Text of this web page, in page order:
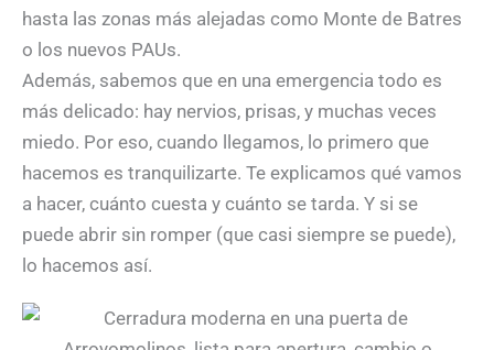
hasta las zonas más alejadas como Monte de Batres
o los nuevos PAUs.
Además, sabemos que en una emergencia todo es
más delicado: hay nervios, prisas, y muchas veces
miedo. Por eso, cuando llegamos, lo primero que
hacemos es tranquilizarte. Te explicamos qué vamos
a hacer, cuánto cuesta y cuánto se tarda. Y si se
puede abrir sin romper (que casi siempre se puede),
lo hacemos así.